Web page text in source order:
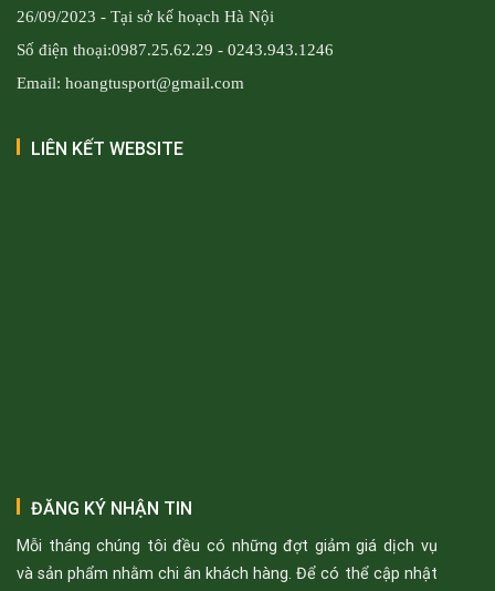
26/09/2023 - Tại sở kế hoạch Hà Nội
Số điện thoại:0987.25.62.29 - 0243.943.1246
Email: hoangtusport@gmail.com
LIÊN KẾT WEBSITE
ĐĂNG KÝ NHẬN TIN
Mỗi tháng chúng tôi đều có những đợt giảm giá dịch vụ
và sản phẩm nhằm chi ân khách hàng. Để có thể cập nhật